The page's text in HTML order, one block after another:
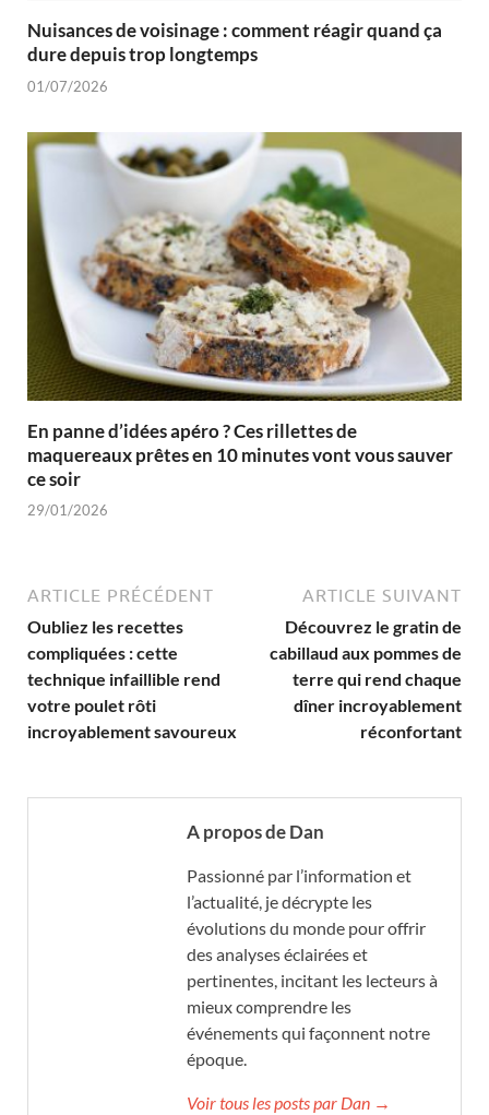
Nuisances de voisinage : comment réagir quand ça
dure depuis trop longtemps
01/07/2026
En panne d’idées apéro ? Ces rillettes de
maquereaux prêtes en 10 minutes vont vous sauver
ce soir
29/01/2026
ARTICLE PRÉCÉDENT
Oubliez les recettes
compliquées : cette
technique infaillible rend
votre poulet rôti
incroyablement savoureux
ARTICLE SUIVANT
Découvrez le gratin de
cabillaud aux pommes de
terre qui rend chaque
dîner incroyablement
réconfortant
A propos de Dan
Passionné par l’information et
l’actualité, je décrypte les
évolutions du monde pour offrir
des analyses éclairées et
pertinentes, incitant les lecteurs à
mieux comprendre les
événements qui façonnent notre
époque.
Voir tous les posts par Dan →